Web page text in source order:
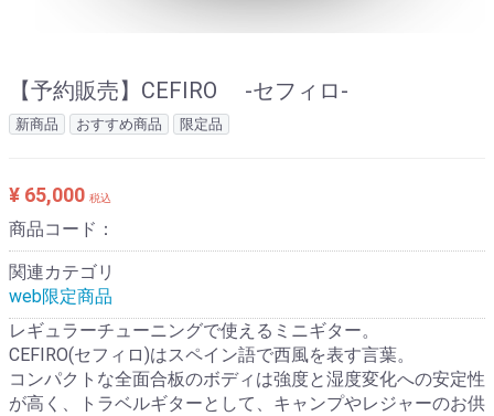
【予約販売】CEFIRO -セフィロ-
新商品 おすすめ商品 限定品
¥ 65,000 税込
商品コード：
関連カテゴリ
web限定商品
レギュラーチューニングで使えるミニギター。
CEFIRO(セフィロ)はスペイン語で西風を表す言葉。
コンパクトな全面合板のボディは強度と湿度変化への安定性
が高く、トラベルギターとして、キャンプやレジャーのお供